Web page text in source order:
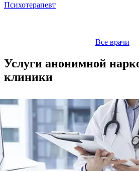
Психотерапевт
Все врачи
Услуги анонимной
клиники